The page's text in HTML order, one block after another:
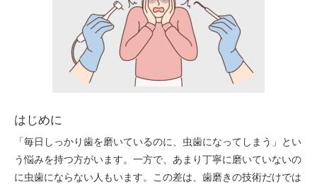
はじめに
「毎日しっかり歯を磨いているのに、虫歯になってしまう」とい
う悩みを持つ方がいます。一方で、あまり丁寧に磨いていないの
に虫歯にならない人もいます。この差は、歯磨きの技術だけでは